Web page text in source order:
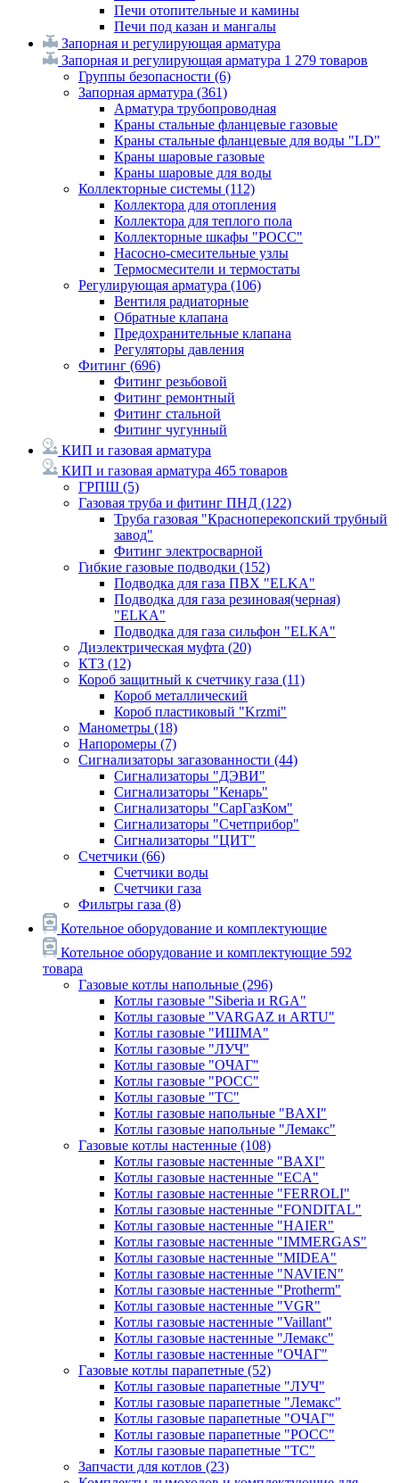
Печи отопительные и камины
Печи под казан и мангалы
Запорная и регулирующая арматура
Запорная и регулирующая арматура 1 279 товаров
Группы безопасности (6)
Запорная арматура (361)
Арматура трубопроводная
Краны стальные фланцевые газовые
Краны стальные фланцевые для воды "LD"
Краны шаровые газовые
Краны шаровые для воды
Коллекторные системы (112)
Коллектора для отопления
Коллектора для теплого пола
Коллекторные шкафы "РОСС"
Насосно-смесительные узлы
Термосмесители и термостаты
Регулирующая арматура (106)
Вентиля радиаторные
Обратные клапана
Предохранительные клапана
Регуляторы давления
Фитинг (696)
Фитинг резьбовой
Фитинг ремонтный
Фитинг стальной
Фитинг чугунный
КИП и газовая арматура
КИП и газовая арматура 465 товаров
ГРПШ (5)
Газовая труба и фитинг ПНД (122)
Труба газовая "Красноперекопский трубный
завод"
Фитинг электросварной
Гибкие газовые подводки (152)
Подводка для газа ПВХ "ELKA"
Подводка для газа резиновая(черная)
"ELKA"
Подводка для газа сильфон "ELKA"
Диэлектрическая муфта (20)
КТЗ (12)
Короб защитный к счетчику газа (11)
Короб металлический
Короб пластиковый "Krzmi"
Манометры (18)
Напоромеры (7)
Сигнализаторы загазованности (44)
Сигнализаторы "ДЭВИ"
Сигнализаторы "Кенарь"
Сигнализаторы "СарГазКом"
Сигнализаторы "Счетприбор"
Сигнализаторы "ЦИТ"
Счетчики (66)
Счетчики воды
Счетчики газа
Фильтры газа (8)
Котельное оборудование и комплектующие
Котельное оборудование и комплектующие 592
товара
Газовые котлы напольные (296)
Котлы газовые "Siberia и RGA"
Котлы газовые "VARGAZ и ARTU"
Котлы газовые "ИШМА"
Котлы газовые "ЛУЧ"
Котлы газовые "ОЧАГ"
Котлы газовые "РОСС"
Котлы газовые "ТС"
Котлы газовые напольные "BAXI"
Котлы газовые напольные "Лемакс"
Газовые котлы настенные (108)
Котлы газовые настенные "BAXI"
Котлы газовые настенные "ECA"
Котлы газовые настенные "FERROLI"
Котлы газовые настенные "FONDITAL"
Котлы газовые настенные "HAIER"
Котлы газовые настенные "IMMERGAS"
Котлы газовые настенные "MIDEA"
Котлы газовые настенные "NAVIEN"
Котлы газовые настенные "Protherm"
Котлы газовые настенные "VGR"
Котлы газовые настенные "Vaillant"
Котлы газовые настенные "Лемакс"
Котлы газовые настенные "ОЧАГ"
Газовые котлы парапетные (52)
Котлы газовые парапетные "ЛУЧ"
Котлы газовые парапетные "Лемакс"
Котлы газовые парапетные "ОЧАГ"
Котлы газовые парапетные "РОСС"
Котлы газовые парапетные "ТС"
Запчасти для котлов (23)